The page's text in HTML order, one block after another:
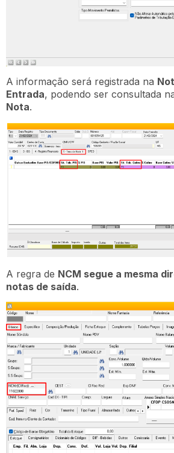
A informação será registrada na
Entrada, podendo ser consultada
Nota.
A regra de NCM segue a mesma
notas de saída.